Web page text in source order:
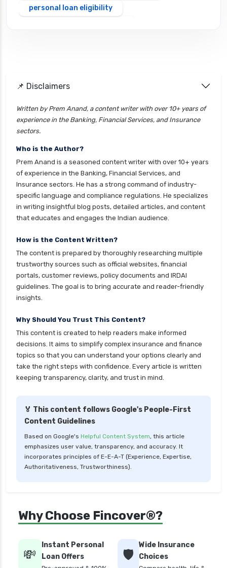
personal loan eligibility
finance
personal loan eligibility hdfc
personal loan eligibility icici
personal loan eligibility incred
personal loan eligibility indusind bank
personal loan eligibility kotak
personal loan eligibility shriram
personal loan eligibility tata capital
personal loan eligibility yes bank
personal loan for ca
personal loan for defence personnel
personal loan for doctors
personal loan for it professionals
personal loan for marriage
personal loan for nri
personal loan for pensioners
personal loan for self employed
personal loan for women
personal loan in 10 minutes
personal loan in andhra pradesh
personal loan in coimbatore
personal loan in delhi
personal loan in hyderabad
📌 Disclaimers
Written by Prem Anand, a content writer with over 10+ years of
experience in the Banking, Financial Services, and Insurance
sectors.
Who is the Author?
Prem Anand is a seasoned content writer with over 10+ years
of experience in the Banking, Financial Services, and
Insurance sectors. He has a strong command of industry-
specific language and compliance regulations. He specializes
in writing insightful blog posts, detailed articles, and content
that educates and engages the Indian audience.
How is the Content Written?
The content is prepared by thoroughly researching multiple
trustworthy sources such as official websites, financial
portals, customer reviews, policy documents and IRDAI
guidelines. The goal is to bring accurate and reader-friendly
insights.
Why Should You Trust This Content?
This content is created to help readers make informed
decisions. It aims to simplify complex insurance and finance
topics so that you can understand your options clearly and
take the right steps with confidence. Every article is written
keeping transparency, clarity, and trust in mind.
🏅 This content follows Google's People-First
Content Guidelines
Based on Google's Helpful Content System, this article
emphasizes user value, transparency, and accuracy. It
incorporates principles of E-E-A-T (Experience, Expertise,
Authoritativeness, Trustworthiness).
Why Choose Fincover®?
💸
Instant Personal
Loan Offers
🛡️
Wide Insurance
Choices